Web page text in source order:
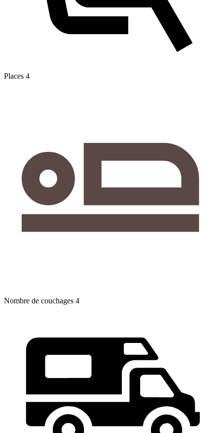
Places 4
Nombre de couchages 4